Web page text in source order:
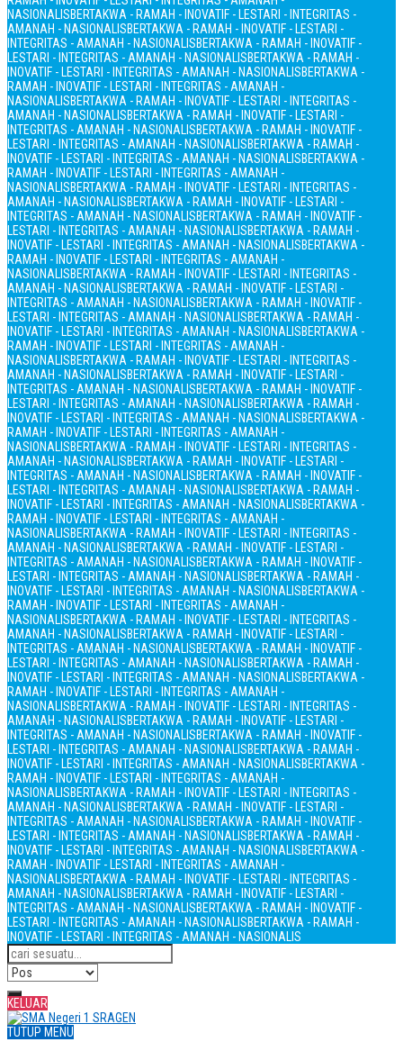
NASIONALISBERTAKWA - RAMAH - INOVATIF - LESTARI - INTEGRITAS -
AMANAH - NASIONALISBERTAKWA - RAMAH - INOVATIF - LESTARI -
INTEGRITAS - AMANAH - NASIONALISBERTAKWA - RAMAH - INOVATIF -
LESTARI - INTEGRITAS - AMANAH - NASIONALISBERTAKWA - RAMAH -
INOVATIF - LESTARI - INTEGRITAS - AMANAH - NASIONALISBERTAKWA -
RAMAH - INOVATIF - LESTARI - INTEGRITAS - AMANAH -
NASIONALISBERTAKWA - RAMAH - INOVATIF - LESTARI - INTEGRITAS -
AMANAH - NASIONALISBERTAKWA - RAMAH - INOVATIF - LESTARI -
INTEGRITAS - AMANAH - NASIONALISBERTAKWA - RAMAH - INOVATIF -
LESTARI - INTEGRITAS - AMANAH - NASIONALISBERTAKWA - RAMAH -
INOVATIF - LESTARI - INTEGRITAS - AMANAH - NASIONALISBERTAKWA -
RAMAH - INOVATIF - LESTARI - INTEGRITAS - AMANAH -
NASIONALISBERTAKWA - RAMAH - INOVATIF - LESTARI - INTEGRITAS -
AMANAH - NASIONALISBERTAKWA - RAMAH - INOVATIF - LESTARI -
INTEGRITAS - AMANAH - NASIONALISBERTAKWA - RAMAH - INOVATIF -
LESTARI - INTEGRITAS - AMANAH - NASIONALISBERTAKWA - RAMAH -
INOVATIF - LESTARI - INTEGRITAS - AMANAH - NASIONALISBERTAKWA -
RAMAH - INOVATIF - LESTARI - INTEGRITAS - AMANAH -
NASIONALISBERTAKWA - RAMAH - INOVATIF - LESTARI - INTEGRITAS -
AMANAH - NASIONALISBERTAKWA - RAMAH - INOVATIF - LESTARI -
INTEGRITAS - AMANAH - NASIONALISBERTAKWA - RAMAH - INOVATIF -
LESTARI - INTEGRITAS - AMANAH - NASIONALISBERTAKWA - RAMAH -
INOVATIF - LESTARI - INTEGRITAS - AMANAH - NASIONALISBERTAKWA -
RAMAH - INOVATIF - LESTARI - INTEGRITAS - AMANAH -
NASIONALISBERTAKWA - RAMAH - INOVATIF - LESTARI - INTEGRITAS -
AMANAH - NASIONALISBERTAKWA - RAMAH - INOVATIF - LESTARI -
INTEGRITAS - AMANAH - NASIONALISBERTAKWA - RAMAH - INOVATIF -
LESTARI - INTEGRITAS - AMANAH - NASIONALISBERTAKWA - RAMAH -
INOVATIF - LESTARI - INTEGRITAS - AMANAH - NASIONALISBERTAKWA -
RAMAH - INOVATIF - LESTARI - INTEGRITAS - AMANAH -
NASIONALISBERTAKWA - RAMAH - INOVATIF - LESTARI - INTEGRITAS -
AMANAH - NASIONALISBERTAKWA - RAMAH - INOVATIF - LESTARI -
INTEGRITAS - AMANAH - NASIONALISBERTAKWA - RAMAH - INOVATIF -
LESTARI - INTEGRITAS - AMANAH - NASIONALISBERTAKWA - RAMAH -
INOVATIF - LESTARI - INTEGRITAS - AMANAH - NASIONALISBERTAKWA -
RAMAH - INOVATIF - LESTARI - INTEGRITAS - AMANAH -
NASIONALISBERTAKWA - RAMAH - INOVATIF - LESTARI - INTEGRITAS -
AMANAH - NASIONALISBERTAKWA - RAMAH - INOVATIF - LESTARI -
INTEGRITAS - AMANAH - NASIONALISBERTAKWA - RAMAH - INOVATIF -
LESTARI - INTEGRITAS - AMANAH - NASIONALISBERTAKWA - RAMAH -
INOVATIF - LESTARI - INTEGRITAS - AMANAH - NASIONALISBERTAKWA -
RAMAH - INOVATIF - LESTARI - INTEGRITAS - AMANAH -
NASIONALISBERTAKWA - RAMAH - INOVATIF - LESTARI - INTEGRITAS -
AMANAH - NASIONALISBERTAKWA - RAMAH - INOVATIF - LESTARI -
INTEGRITAS - AMANAH - NASIONALISBERTAKWA - RAMAH - INOVATIF -
LESTARI - INTEGRITAS - AMANAH - NASIONALISBERTAKWA - RAMAH -
INOVATIF - LESTARI - INTEGRITAS - AMANAH - NASIONALISBERTAKWA -
RAMAH - INOVATIF - LESTARI - INTEGRITAS - AMANAH -
NASIONALISBERTAKWA - RAMAH - INOVATIF - LESTARI - INTEGRITAS -
AMANAH - NASIONALISBERTAKWA - RAMAH - INOVATIF - LESTARI -
INTEGRITAS - AMANAH - NASIONALISBERTAKWA - RAMAH - INOVATIF -
LESTARI - INTEGRITAS - AMANAH - NASIONALISBERTAKWA - RAMAH -
INOVATIF - LESTARI - INTEGRITAS - AMANAH - NASIONALISBERTAKWA -
RAMAH - INOVATIF - LESTARI - INTEGRITAS - AMANAH -
NASIONALISBERTAKWA - RAMAH - INOVATIF - LESTARI - INTEGRITAS -
AMANAH - NASIONALISBERTAKWA - RAMAH - INOVATIF - LESTARI -
INTEGRITAS - AMANAH - NASIONALISBERTAKWA - RAMAH - INOVATIF -
LESTARI - INTEGRITAS - AMANAH - NASIONALISBERTAKWA - RAMAH -
INOVATIF - LESTARI - INTEGRITAS - AMANAH - NASIONALISBERTAKWA -
RAMAH - INOVATIF - LESTARI - INTEGRITAS - AMANAH -
NASIONALISBERTAKWA - RAMAH - INOVATIF - LESTARI - INTEGRITAS -
AMANAH - NASIONALISBERTAKWA - RAMAH - INOVATIF - LESTARI -
INTEGRITAS - AMANAH - NASIONALISBERTAKWA - RAMAH - INOVATIF -
LESTARI - INTEGRITAS - AMANAH - NASIONALISBERTAKWA - RAMAH -
INOVATIF - LESTARI - INTEGRITAS - AMANAH - NASIONALIS
KELUAR
TUTUP MENU